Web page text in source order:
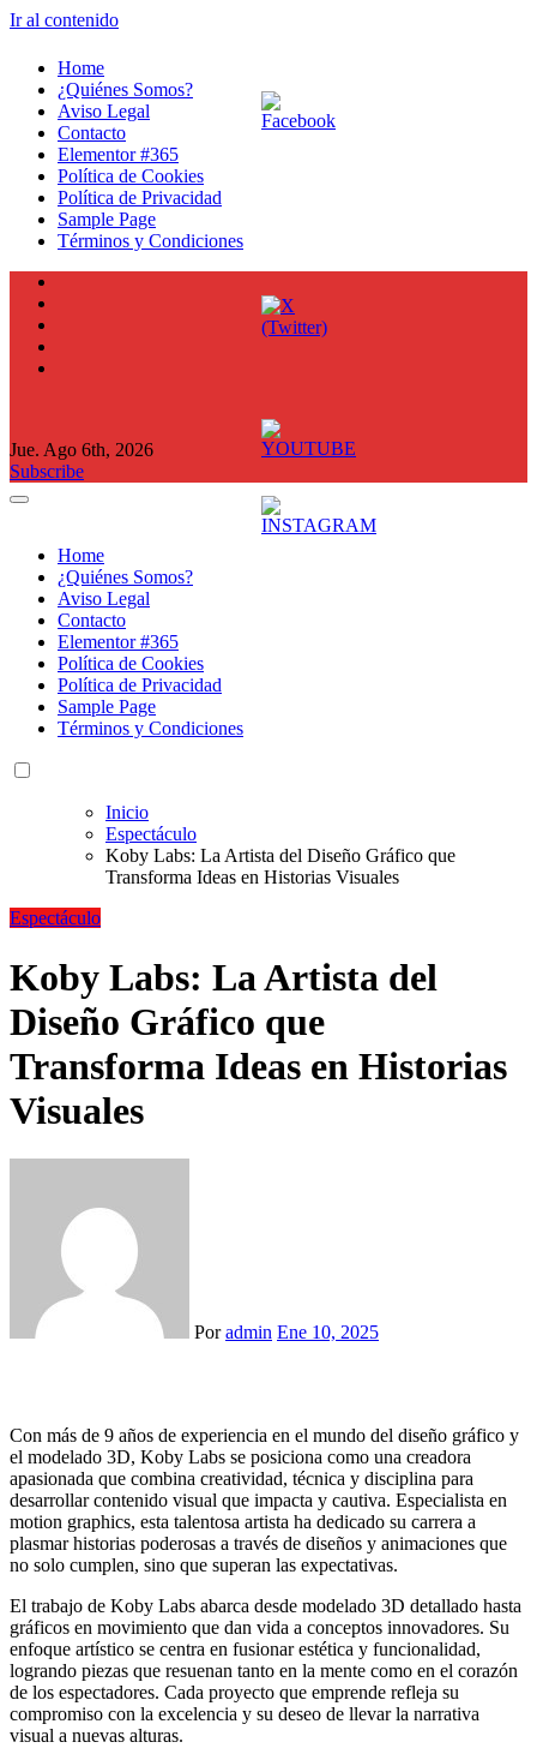
Ir al contenido
Home
¿Quiénes Somos?
Aviso Legal
Contacto
Elementor #365
Política de Cookies
Política de Privacidad
Sample Page
Términos y Condiciones
Jue. Ago 6th, 2026
Subscribe
Home
¿Quiénes Somos?
Aviso Legal
Contacto
Elementor #365
Política de Cookies
Política de Privacidad
Sample Page
Términos y Condiciones
Inicio
Espectáculo
Koby Labs: La Artista del Diseño Gráfico que
Transforma Ideas en Historias Visuales
Espectáculo
Koby Labs: La Artista del
Diseño Gráfico que
Transforma Ideas en Historias
Visuales
Poradmin Ene 10, 2025
Con más de 9 años de experiencia en el mundo del diseño gráfico y
el modelado 3D, Koby Labs se posiciona como una creadora
apasionada que combina creatividad, técnica y disciplina para
desarrollar contenido visual que impacta y cautiva. Especialista en
motion graphics, esta talentosa artista ha dedicado su carrera a
plasmar historias poderosas a través de diseños y animaciones que
no solo cumplen, sino que superan las expectativas.
El trabajo de Koby Labs abarca desde modelado 3D detallado hasta
gráficos en movimiento que dan vida a conceptos innovadores. Su
enfoque artístico se centra en fusionar estética y funcionalidad,
logrando piezas que resuenan tanto en la mente como en el corazón
de los espectadores. Cada proyecto que emprende refleja su
compromiso con la excelencia y su deseo de llevar la narrativa
visual a nuevas alturas.